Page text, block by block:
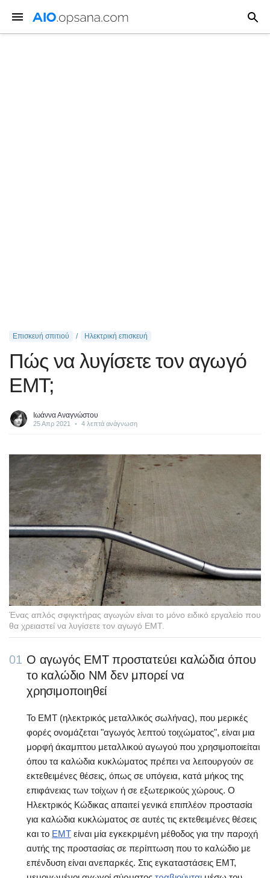
Επισκευή σπιτιού Ηλεκτρική επισκευή
Πώς να λυγίσετε τον αγωγό
EMT;
Ιωάννα Αναγνώστου
25 Απρ 2021 • 4 λεπτά ανάγνωση
Ένας απλός σφιγκτήρας αγωγών είναι το μόνο ειδικό εργαλείο που
θα χρειαστεί να λυγίσετε τον αγωγό EMT.
01 Ο αγωγός EMT προστατεύει καλώδια όπου
το καλώδιο NM δεν μπορεί να
χρησιμοποιηθεί
Το EMT (ηλεκτρικός μεταλλικός σωλήνας), που μερικές
φορές ονομάζεται "αγωγός λεπτού τοιχώματος", είναι μια
μορφή άκαμπτου μεταλλικού αγωγού που χρησιμοποιείται
όπου τα καλώδια κυκλώματος πρέπει να λειτουργούν σε
εκτεθειμένες θέσεις, όπως σε υπόγεια, κατά μήκος της
επιφάνειας των τοίχων ή σε εξωτερικούς χώρους. Ο
Ηλεκτρικός Κώδικας απαιτεί γενικά επιπλέον προστασία
για καλώδια κυκλώματος σε αυτές τις εκτεθειμένες θέσεις
και το EMT είναι μία εγκεκριμένη μέθοδος για την παροχή
αυτής της προστασίας σε περίπτωση που το καλώδιο με
επένδυση είναι ανεπαρκές. Στις εγκαταστάσεις EMT,